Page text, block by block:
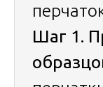
Шаг 1.